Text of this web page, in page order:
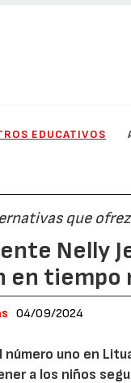
EDUCATIVOS
que
Nelly
en tiempo
04/09/2024
uno en
a los niños